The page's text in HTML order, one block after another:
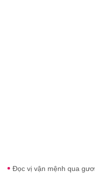
Đọc vị vận mệnh qua